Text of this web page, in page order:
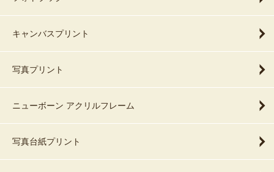
キャンバスプリント
写真プリント
ニューボーン アクリルフレーム
写真台紙プリント